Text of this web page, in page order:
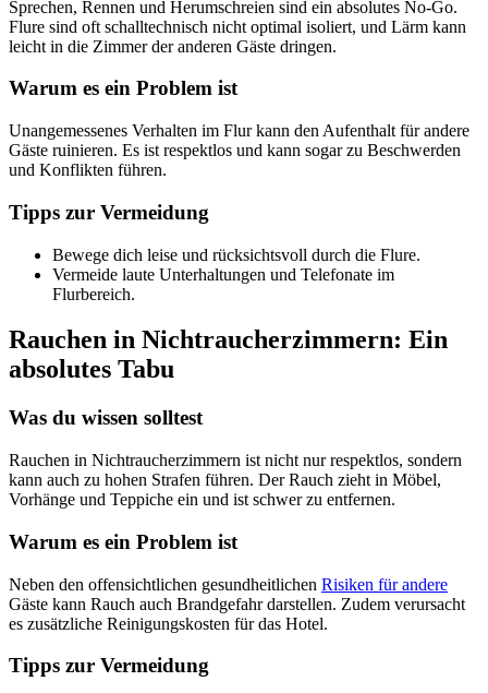
Sprechen, Rennen und Herumschreien sind ein absolutes No-Go.
Flure sind oft schalltechnisch nicht optimal isoliert, und Lärm kann
leicht in die Zimmer der anderen Gäste dringen.
Warum es ein Problem ist
Unangemessenes Verhalten im Flur kann den Aufenthalt für andere
Gäste ruinieren. Es ist respektlos und kann sogar zu Beschwerden
und Konflikten führen.
Tipps zur Vermeidung
Bewege dich leise und rücksichtsvoll durch die Flure.
Vermeide laute Unterhaltungen und Telefonate im
Flurbereich.
Rauchen in Nichtraucherzimmern: Ein
absolutes Tabu
Was du wissen solltest
Rauchen in Nichtraucherzimmern ist nicht nur respektlos, sondern
kann auch zu hohen Strafen führen. Der Rauch zieht in Möbel,
Vorhänge und Teppiche ein und ist schwer zu entfernen.
Warum es ein Problem ist
Neben den offensichtlichen gesundheitlichen Risiken für andere
Gäste kann Rauch auch Brandgefahr darstellen. Zudem verursacht
es zusätzliche Reinigungskosten für das Hotel.
Tipps zur Vermeidung